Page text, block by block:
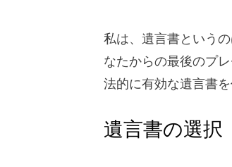
私は、遺言書という
なたからの最後のプ
法的に有効な遺言書
遺言書の選択